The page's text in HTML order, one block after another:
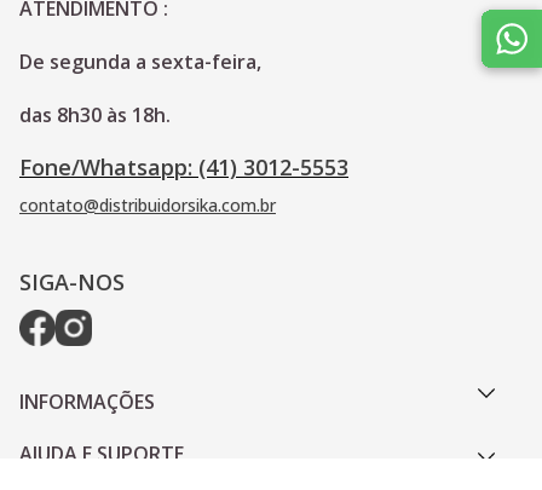
ATENDIMENTO :
De segunda a sexta-feira,
das 8h30 às 18h.
Fone/Whatsapp: (41) 3012-5553
contato@distribuidorsika.com.br
SIGA-NOS
INFORMAÇÕES
AJUDA E SUPORTE